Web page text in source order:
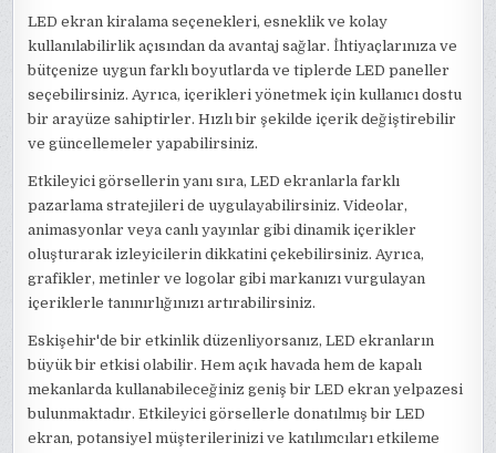
LED ekran kiralama seçenekleri, esneklik ve kolay
kullanılabilirlik açısından da avantaj sağlar. İhtiyaçlarınıza ve
bütçenize uygun farklı boyutlarda ve tiplerde LED paneller
seçebilirsiniz. Ayrıca, içerikleri yönetmek için kullanıcı dostu
bir arayüze sahiptirler. Hızlı bir şekilde içerik değiştirebilir
ve güncellemeler yapabilirsiniz.
Etkileyici görsellerin yanı sıra, LED ekranlarla farklı
pazarlama stratejileri de uygulayabilirsiniz. Videolar,
animasyonlar veya canlı yayınlar gibi dinamik içerikler
oluşturarak izleyicilerin dikkatini çekebilirsiniz. Ayrıca,
grafikler, metinler ve logolar gibi markanızı vurgulayan
içeriklerle tanınırlığınızı artırabilirsiniz.
Eskişehir'de bir etkinlik düzenliyorsanız, LED ekranların
büyük bir etkisi olabilir. Hem açık havada hem de kapalı
mekanlarda kullanabileceğiniz geniş bir LED ekran yelpazesi
bulunmaktadır. Etkileyici görsellerle donatılmış bir LED
ekran, potansiyel müşterilerinizi ve katılımcıları etkileme